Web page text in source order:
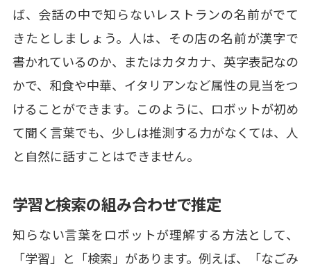
ば、会話の中で知らないレストランの名前がでて
きたとしましょう。人は、その店の名前が漢字で
書かれているのか、またはカタカナ、英字表記なの
かで、和食や中華、イタリアンなど属性の見当をつ
けることができます。このように、ロボットが初め
て聞く言葉でも、少しは推測する力がなくては、人
と自然に話すことはできません。
学習と検索の組み合わせで推定
知らない言葉をロボットが理解する方法として、
「学習」と「検索」があります。例えば、「なごみ